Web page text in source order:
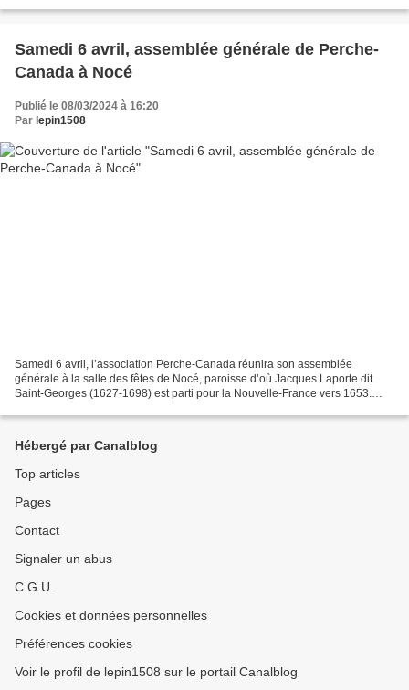
Samedi 6 avril, assemblée générale de Perche-
Canada à Nocé
Publié le 08/03/2024 à 16:20
Par lepin1508
Samedi 6 avril, l’association Perche-Canada réunira son assemblée
générale à la salle des fêtes de Nocé, paroisse d’où Jacques Laporte dit
Saint-Georges (1627-1698) est parti pour la Nouvelle-France vers 1653.
Hébergé par Canalblog
Top articles
Pages
Contact
Signaler un abus
C.G.U.
Cookies et données personnelles
Préférences cookies
Voir le profil de lepin1508 sur le portail Canalblog